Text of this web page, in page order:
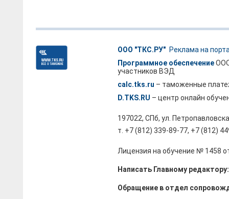
ООО "ТКС.РУ" Реклама на
Программное обеспечениеООО
участников ВЭД
calc.tks.ru – таможенные
D.TKS.RU – центр онлайн
197022, СПб, ул.
т. +7 (812) 339-89-77, +7 (812)
Лицензия на обучение № 1458
Написать Главному
Обращение в отдел